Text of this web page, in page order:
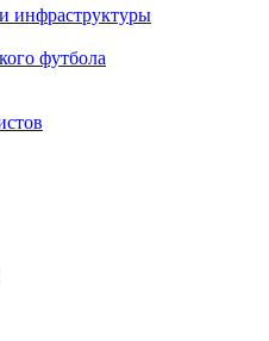
инфраструктуры
футбола